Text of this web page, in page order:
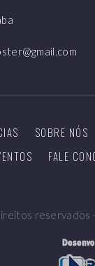
SOBRE NÓS
FALE
reservados